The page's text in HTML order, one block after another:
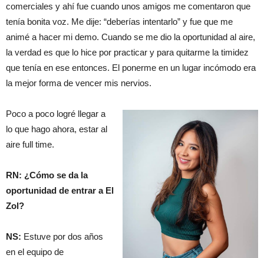
comerciales y ahí fue cuando unos amigos me comentaron que
tenía bonita voz. Me dije: “deberías intentarlo” y fue que me
animé a hacer mi demo. Cuando se me dio la oportunidad al aire,
la verdad es que lo hice por practicar y para quitarme la timidez
que tenía en ese entonces. El ponerme en un lugar incómodo era
la mejor forma de vencer mis nervios.
Poco a poco logré llegar a
lo que hago ahora, estar al
aire full time.
RN: ¿Cómo se da la
oportunidad de entrar a El
Zol?
NS: Estuve por dos años
en el equipo de